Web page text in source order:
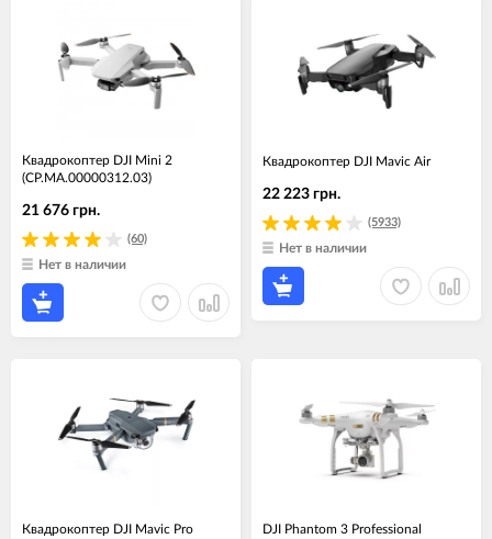
Квадрокоптер DJI Mini 2
(CP.MA.00000312.03)
(60)
21 676 грн.
Нет в наличии
Квадрокоптер DJI Mavic Air
(5933)
22 223 грн.
Нет в наличии
Квадрокоптер DJI Mavic Pro DJI Phantom 3 Professional